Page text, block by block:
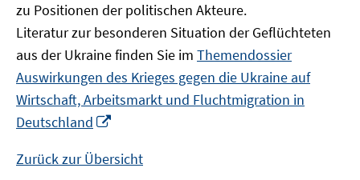
zu Positionen der politischen Akteure.
Literatur zur besonderen Situation der Geflüchteten
aus der Ukraine finden Sie im Themendossier
Auswirkungen des Krieges gegen die Ukraine auf
Wirtschaft, Arbeitsmarkt und Fluchtmigration in
Deutschland
Fenster
Zurück zur Übersicht